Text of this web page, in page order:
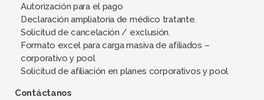
Autorización para el pago
Declaración ampliatoria de médico tratante.
Solicitud de cancelación / exclusión.
Formato excel para carga masiva de afiliados –
corporativo y pool
Solicitud de afiliación en planes corporativos y pool
Contáctanos